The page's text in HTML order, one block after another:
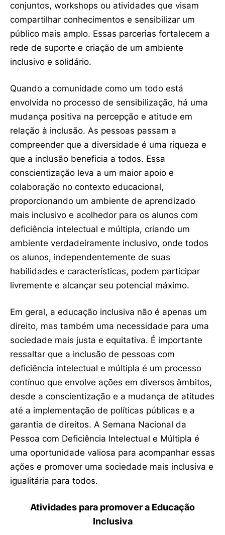
conjuntos, workshops ou atividades que visam
compartilhar conhecimentos e sensibilizar um
público mais amplo. Essas parcerias fortalecem a
rede de suporte e criação de um ambiente
inclusivo e solidário.
Quando a comunidade como um todo está
envolvida no processo de sensibilização, há uma
mudança positiva na percepção e atitude em
relação à inclusão. As pessoas passam a
compreender que a diversidade é uma riqueza e
que a inclusão beneficia a todos. Essa
conscientização leva a um maior apoio e
colaboração no contexto educacional,
proporcionando um ambiente de aprendizado
mais inclusivo e acolhedor para os alunos com
deficiência intelectual e múltipla, criando um
ambiente verdadeiramente inclusivo, onde todos
os alunos, independentemente de suas
habilidades e características, podem participar
livremente e alcançar seu potencial máximo.
Em geral, a educação inclusiva não é apenas um
direito, mas também uma necessidade para uma
sociedade mais justa e equitativa. É importante
ressaltar que a inclusão de pessoas com
deficiência intelectual e múltipla é um processo
contínuo que envolve ações em diversos âmbitos,
desde a conscientização e a mudança de atitudes
até a implementação de políticas públicas e a
garantia de direitos. A Semana Nacional da
Pessoa com Deficiência Intelectual e Múltipla é
uma oportunidade valiosa para acompanhar essas
ações e promover uma sociedade mais inclusiva e
igualitária para todos.
Atividades para promover a Educação
Inclusiva